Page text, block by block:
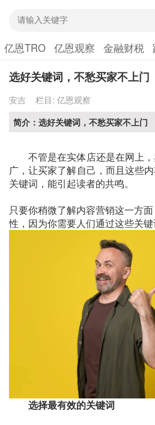
亿恩TRO 亿恩观察 金融财税
选好关键词，不愁买家不上门
安吉 栏目: 亿恩观察
简介：选好关键词，不愁买家不上门
不管是在实体店还是在网上
广，让买家了解自己，而且这些
关键词，能引起读者的共鸣。
只要你稍微了解内容营销这一方
性，因为你需要人们通过这些关键
选择最有效的关键词